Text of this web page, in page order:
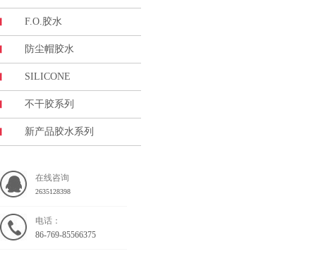
F.O.胶水
防尘帽胶水
SILICONE
不干胶系列
新产品胶水系列
在线咨询
2635128398
电话：
86-769-85566375